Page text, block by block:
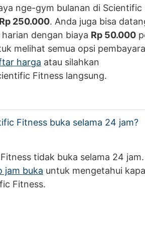
nge-gym bulanan di Scientific
Rp 250.000. Anda juga bisa
dengan biaya Rp 50.000
melihat semua opsi
harga atau silahkan
Fitness langsung.
Fitness buka selama 24 jam?
tidak buka selama 24 jam.
jam buka untuk mengetahui
Fitness.